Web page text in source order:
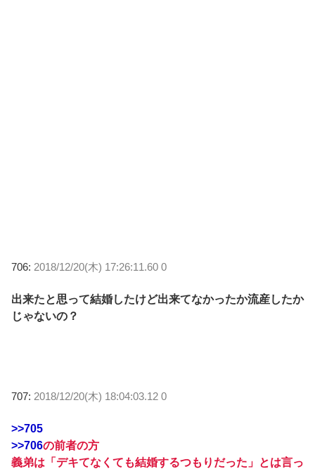
706: 2018/12/20(木) 17:26:11.60 0
出来たと思って結婚したけど出来てなかったか流産したか
じゃないの？
707: 2018/12/20(木) 18:04:03.12 0
>>705
>>706の前者の方
義弟は「デキてなくても結婚するつもりだった」とは言っ